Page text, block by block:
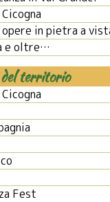
in pietra a
e oltre…
territorio
Fest